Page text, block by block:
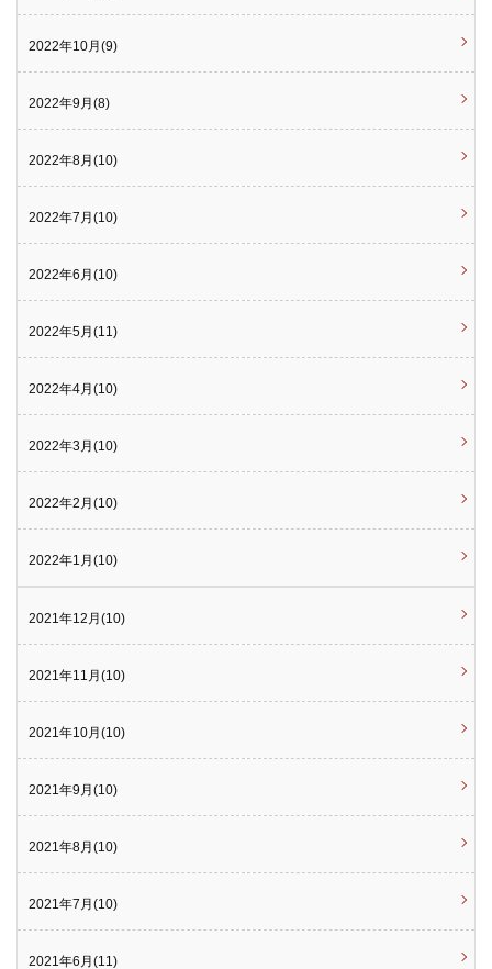
2022年10月(9)
2022年9月(8)
2022年8月(10)
2022年7月(10)
2022年6月(10)
2022年5月(11)
2022年4月(10)
2022年3月(10)
2022年2月(10)
2022年1月(10)
2021年12月(10)
2021年11月(10)
2021年10月(10)
2021年9月(10)
2021年8月(10)
2021年7月(10)
2021年6月(11)